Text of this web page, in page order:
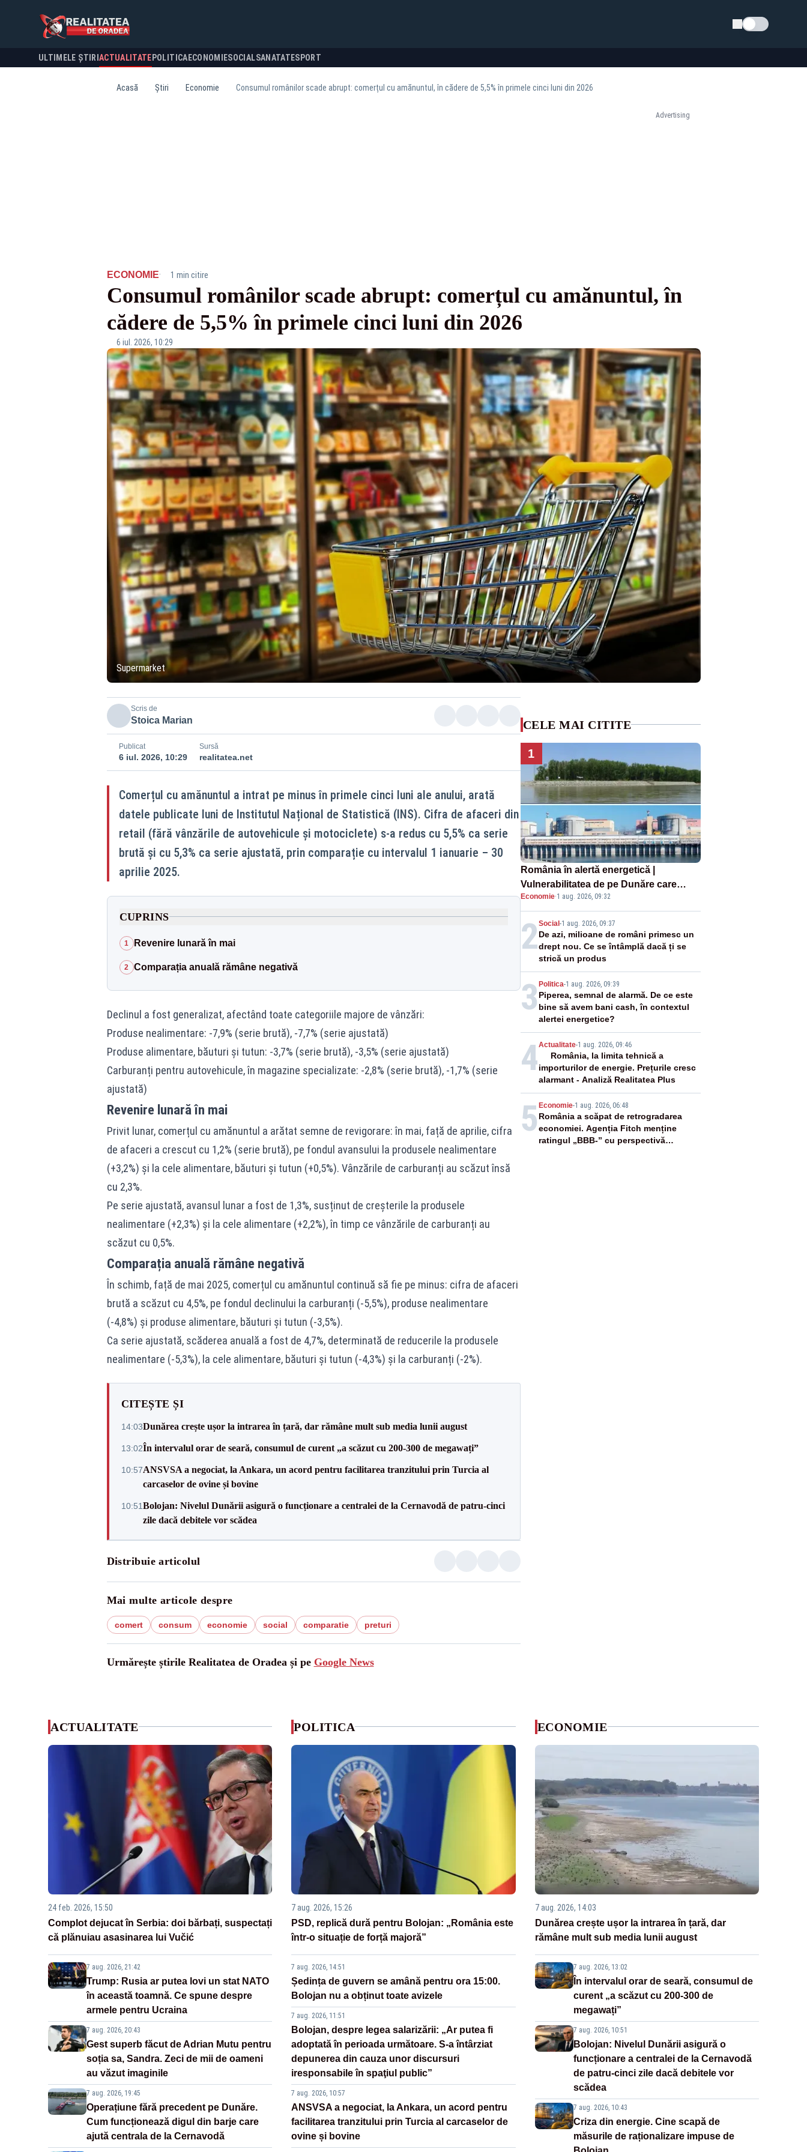
Schimba tema
ULTIMELE ȘTIRI ACTUALITATE POLITICA ECONOMIESOCIALSANATATESPORT
Acasă Știri Economie Consumul românilor scade abrupt: comerțul cu amănuntul, în cădere de 5,5% în primele cinci luni din 2026
Advertising
ECONOMIE· 1 min citire
Consumul românilor scade abrupt: comerțul cu amănuntul, în
cădere de 5,5% în primele cinci luni din 2026
6 iul. 2026, 10:29
Supermarket
Scris de
Stoica Marian
Publicat
6 iul. 2026, 10:29
Sursă
realitatea.net
Comerțul cu amănuntul a intrat pe minus în primele cinci luni ale anului, arată
datele publicate luni de Institutul Național de Statistică (INS). Cifra de afaceri din
retail (fără vânzările de autovehicule și motociclete) s-a redus cu 5,5% ca serie
brută și cu 5,3% ca serie ajustată, prin comparație cu intervalul 1 ianuarie – 30
aprilie 2025.
CUPRINS
1 Revenire lunară în mai
2 Comparația anuală rămâne negativă
Declinul a fost generalizat, afectând toate categoriile majore de vânzări:
Produse nealimentare: -7,9% (serie brută), -7,7% (serie ajustată)
Produse alimentare, băuturi și tutun: -3,7% (serie brută), -3,5% (serie ajustată)
Carburanți pentru autovehicule, în magazine specializate: -2,8% (serie brută), -1,7% (serie
ajustată)
Revenire lunară în mai
Privit lunar, comerțul cu amănuntul a arătat semne de revigorare: în mai, față de aprilie, cifra
de afaceri a crescut cu 1,2% (serie brută), pe fondul avansului la produsele nealimentare
(+3,2%) și la cele alimentare, băuturi și tutun (+0,5%). Vânzările de carburanți au scăzut însă
cu 2,3%.
Pe serie ajustată, avansul lunar a fost de 1,3%, susținut de creșterile la produsele
nealimentare (+2,3%) și la cele alimentare (+2,2%), în timp ce vânzările de carburanți au
scăzut cu 0,5%.
Comparația anuală rămâne negativă
În schimb, față de mai 2025, comerțul cu amănuntul continuă să fie pe minus: cifra de afaceri
brută a scăzut cu 4,5%, pe fondul declinului la carburanți (-5,5%), produse nealimentare
(-4,8%) și produse alimentare, băuturi și tutun (-3,5%).
Ca serie ajustată, scăderea anuală a fost de 4,7%, determinată de reducerile la produsele
nealimentare (-5,3%), la cele alimentare, băuturi și tutun (-4,3%) și la carburanți (-2%).
CITEȘTE ȘI
14:03Dunărea crește ușor la intrarea în țară, dar rămâne mult sub media lunii august
13:02În intervalul orar de seară, consumul de curent „a scăzut cu 200-300 de megawați”
10:57ANSVSA a negociat, la Ankara, un acord pentru facilitarea tranzitului prin Turcia al
carcaselor de ovine și bovine
10:51Bolojan: Nivelul Dunării asigură o funcționare a centralei de la Cernavodă de patru-cinci
zile dacă debitele vor scădea
Distribuie articolul
Mai multe articole despre
comert consum economie social comparatie preturi
Urmărește știrile Realitatea de Oradea și pe Google News
CELE MAI CITITE
1
România în alertă energetică |
Vulnerabilitatea de pe Dunăre care
pune în pericol Centrala Cernavodă era
cunoscută de pe vremea lui Ceaușescu
Economie·1 aug. 2026, 09:32
2Social-1 aug. 2026, 09:37
De azi, milioane de români primesc un
drept nou. Ce se întâmplă dacă ți se
strică un produs
3 Politica-1 aug. 2026, 09:39
Piperea, semnal de alarmă. De ce este
bine să avem bani cash, în contextul
alertei energetice?
4Actualitate-1 aug. 2026, 09:46
România, la limita tehnică a
importurilor de energie. Prețurile cresc
alarmant - Analiză Realitatea Plus
5 Economie-1 aug. 2026, 06:48
România a scăpat de retrogradarea
economiei. Agenția Fitch menține
ratingul „BBB-” cu perspectivă
ACTUALITATE
24 feb. 2026, 15:50
Complot dejucat în Serbia: doi bărbați, suspectați
că plănuiau asasinarea lui Vučić
7 aug. 2026, 21:42
Trump: Rusia ar putea lovi un stat NATO
în această toamnă. Ce spune despre
armele pentru Ucraina
7 aug. 2026, 20:43
Gest superb făcut de Adrian Mutu pentru
soția sa, Sandra. Zeci de mii de oameni
au văzut imaginile
7 aug. 2026, 19:45
Operațiune fără precedent pe Dunăre.
Cum funcționează digul din barje care
ajută centrala de la Cernavodă
POLITICA
7 aug. 2026, 15:26
PSD, replică dură pentru Bolojan: „România este
într-o situație de forță majoră”
7 aug. 2026, 14:51
Ședința de guvern se amână pentru ora 15:00.
Bolojan nu a obținut toate avizele
7 aug. 2026, 11:51
Bolojan, despre legea salarizării: „Ar putea fi
adoptată în perioada următoare. S-a întârziat
depunerea din cauza unor discursuri
iresponsabile în spaţiul public”
7 aug. 2026, 10:57
ANSVSA a negociat, la Ankara, un acord pentru
facilitarea tranzitului prin Turcia al carcaselor de
ovine și bovine
ECONOMIE
7 aug. 2026, 14:03
Dunărea crește ușor la intrarea în țară, dar
rămâne mult sub media lunii august
7 aug. 2026, 13:02
În intervalul orar de seară, consumul de
curent „a scăzut cu 200-300 de
megawați”
7 aug. 2026, 10:51
Bolojan: Nivelul Dunării asigură o
funcționare a centralei de la Cernavodă
de patru-cinci zile dacă debitele vor
scădea
7 aug. 2026, 10:43
Criza din energie. Cine scapă de
măsurile de raționalizare impuse de